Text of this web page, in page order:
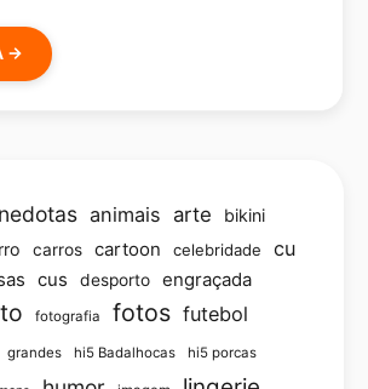
→
animais arte bikini
carros cartoon celebridade cu
cus desporto engraçada
fotografia fotos futebol
grandes hi5 Badalhocas hi5 porcas